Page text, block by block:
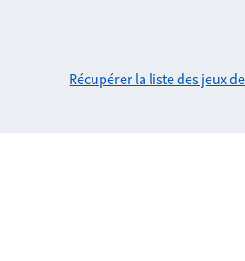
Récupérer la liste des jeux